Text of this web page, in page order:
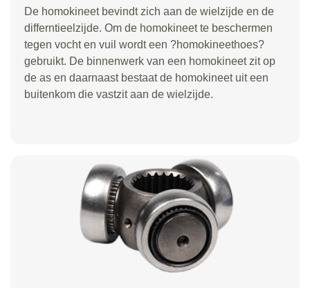
De homokineet bevindt zich aan de wielzijde en de
differntieelzijde. Om de homokineet te beschermen
tegen vocht en vuil wordt een ?homokineethoes?
gebruikt. De binnenwerk van een homokineet zit op
de as en daarnaast bestaat de homokineet uit een
buitenkom die vastzit aan de wielzijde.